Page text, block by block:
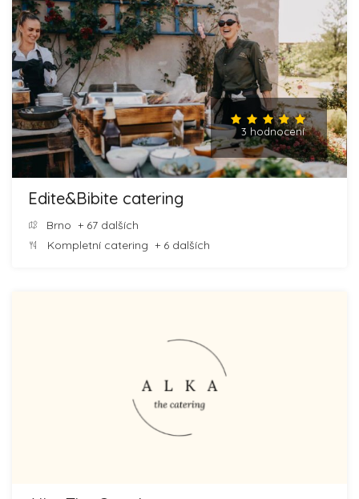
3 hodnocení
Edite&Bibite catering
Brno + 67 dalších
Kompletní catering + 6 dalších